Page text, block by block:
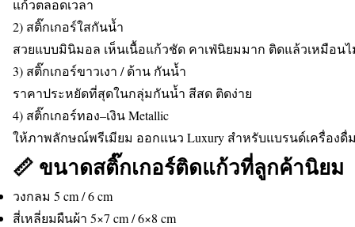
แก้วตลอดเวลา
2) สติ๊กเกอร์ใสกันน้ำ
สวยแบบมินิมอล เห็นเนื้อแก้วชัด คาเฟ่นิยมมาก ติดแล้วเหมือน
3) สติ๊กเกอร์ขาวเงา / ด้าน กันน้ำ
ราคาประหยัดที่สุดในกลุ่มกันน้ำ สีสด ติดง่าย
4) สติ๊กเกอร์ทอง–เงิน Metallic
ให้ภาพลักษณ์พรีเมียม ออกแนว Luxury สำหรับแบรนด์เครื่องดื่
📏 ขนาดสติ๊กเกอร์ติดแก้วที่ลูกค้านิยม
วงกลม 5 cm / 6 cm
สี่เหลี่ยมผืนผ้า 5×7 cm / 6×8 cm